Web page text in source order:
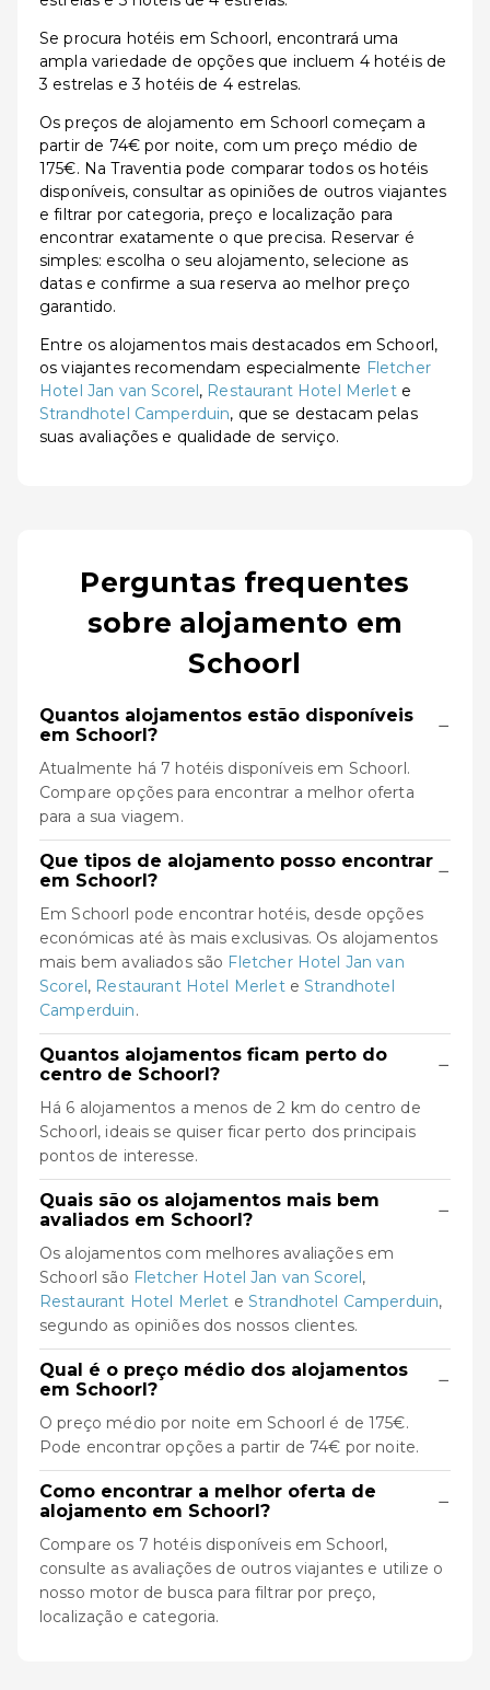
Se procura hotéis em Schoorl, encontrará uma
ampla variedade de opções que incluem 4 hotéis de
3 estrelas e 3 hotéis de 4 estrelas.
Os preços de alojamento em Schoorl começam a
partir de 74€ por noite, com um preço médio de
175€. Na Traventia pode comparar todos os hotéis
disponíveis, consultar as opiniões de outros viajantes
e filtrar por categoria, preço e localização para
encontrar exatamente o que precisa. Reservar é
simples: escolha o seu alojamento, selecione as
datas e confirme a sua reserva ao melhor preço
garantido.
Entre os alojamentos mais destacados em Schoorl,
os viajantes recomendam especialmente Fletcher
Hotel Jan van Scorel, Restaurant Hotel Merlete
Strandhotel Camperduin, que se destacam pelas
suas avaliações e qualidade de serviço.
Perguntas frequentes
sobre alojamento em
Schoorl
Quantos alojamentos estão disponíveis
em Schoorl?
−
Atualmente há 7 hotéis disponíveis em Schoorl.
Compare opções para encontrar a melhor oferta
para a sua viagem.
Que tipos de alojamento posso encontrar
em Schoorl?
−
Em Schoorl pode encontrar hotéis, desde opções
económicas até às mais exclusivas. Os alojamentos
mais bem avaliados são Fletcher Hotel Jan van
Scorel, Restaurant Hotel MerleteStrandhotel
Camperduin.
Quantos alojamentos ficam perto do
centro de Schoorl?
−
Há 6 alojamentos a menos de 2 km do centro de
Schoorl, ideais se quiser ficar perto dos principais
pontos de interesse.
Quais são os alojamentos mais bem
avaliados em Schoorl?
−
Os alojamentos com melhores avaliações em
Schoorl são Fletcher Hotel Jan van Scorel,
Restaurant Hotel Merlet e Strandhotel Camperduin,
segundo as opiniões dos nossos clientes.
Qual é o preço médio dos alojamentos
em Schoorl?
−
O preço médio por noite em Schoorl é de 175€.
Pode encontrar opções a partir de 74€ por noite.
Como encontrar a melhor oferta de
alojamento em Schoorl?
−
Compare os 7 hotéis disponíveis em Schoorl,
consulte as avaliações de outros viajantes e utilize o
nosso motor de busca para filtrar por preço,
localização e categoria.